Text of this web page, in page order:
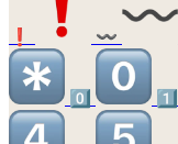
❗ 〰️
0️⃣ 1️⃣